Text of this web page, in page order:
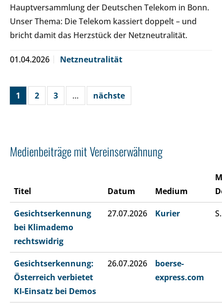
Hauptversammlung der Deutschen Telekom in Bonn.
Unser Thema: Die Telekom kassiert doppelt – und
bricht damit das Herzstück der Netzneutralität.
01.04.2026 Netzneutralität
1 2 3 … nächste
Medienbeiträge mit Vereinserwähnung
Titel Datum Medium
Gesichtserkennung
bei Klimademo
rechtswidrig
27.07.2026 Kurier
Gesichtserkennung:
Österreich verbietet
KI-Einsatz bei Demos
26.07.2026
boerse-
express.com